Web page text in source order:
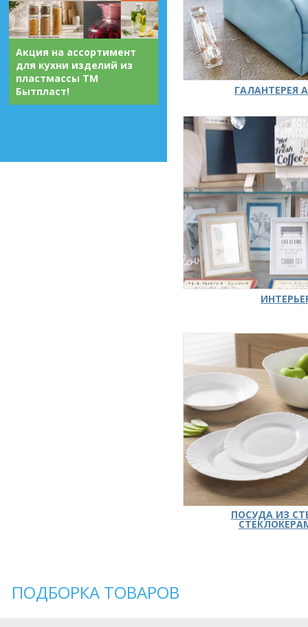
Акция на ассортимент
для кухни изделий из
пластмассы ТМ
Бытпласт!
ГАЛАНТЕРЕЯ
ПОСУДА ИЗ
ПОДБОРКА ТОВАРОВ